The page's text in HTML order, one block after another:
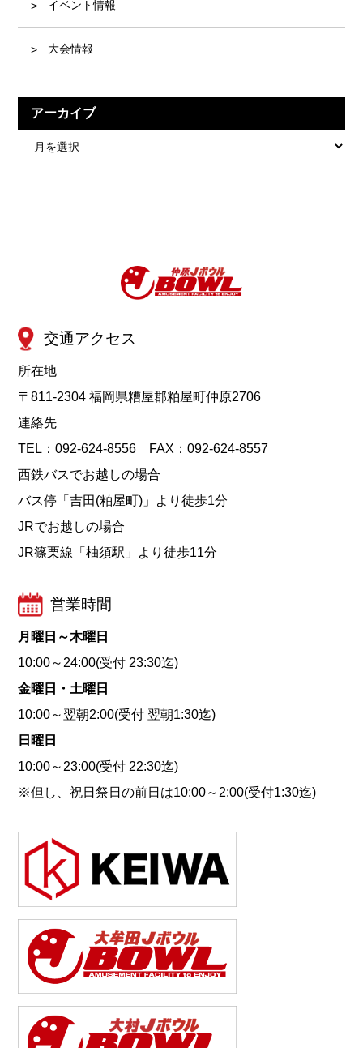
イベント情報
大会情報
アーカイブ
交通アクセス
所在地
〒811-2304 福岡県糟屋郡粕屋町仲原2706
連絡先
TEL：092-624-8556 FAX：092-624-8557
西鉄バスでお越しの場合
バス停「吉田(粕屋町)」より徒歩1分
JRでお越しの場合
JR篠栗線「柚須駅」より徒歩11分
営業時間
月曜日～木曜日
10:00～24:00(受付 23:30迄)
金曜日・土曜日
10:00～翌朝2:00(受付 翌朝1:30迄)
日曜日
10:00～23:00(受付 22:30迄)
※但し、祝日祭日の前日は10:00～2:00(受付1:30迄)